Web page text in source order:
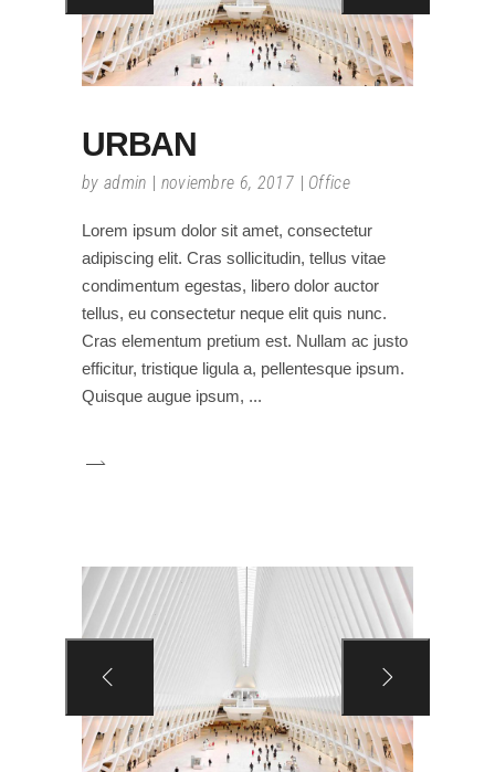
URBAN
by admin noviembre 6, 2017 Office
Lorem ipsum dolor sit amet, consectetur
adipiscing elit. Cras sollicitudin, tellus vitae
condimentum egestas, libero dolor auctor
tellus, eu consectetur neque elit quis nunc.
Cras elementum pretium est. Nullam ac justo
efficitur, tristique ligula a, pellentesque ipsum.
Quisque augue ipsum,